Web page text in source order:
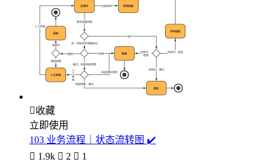
收藏
立即使用
103 业务流程｜状态流转图 ✔️
 1.9k  2  1